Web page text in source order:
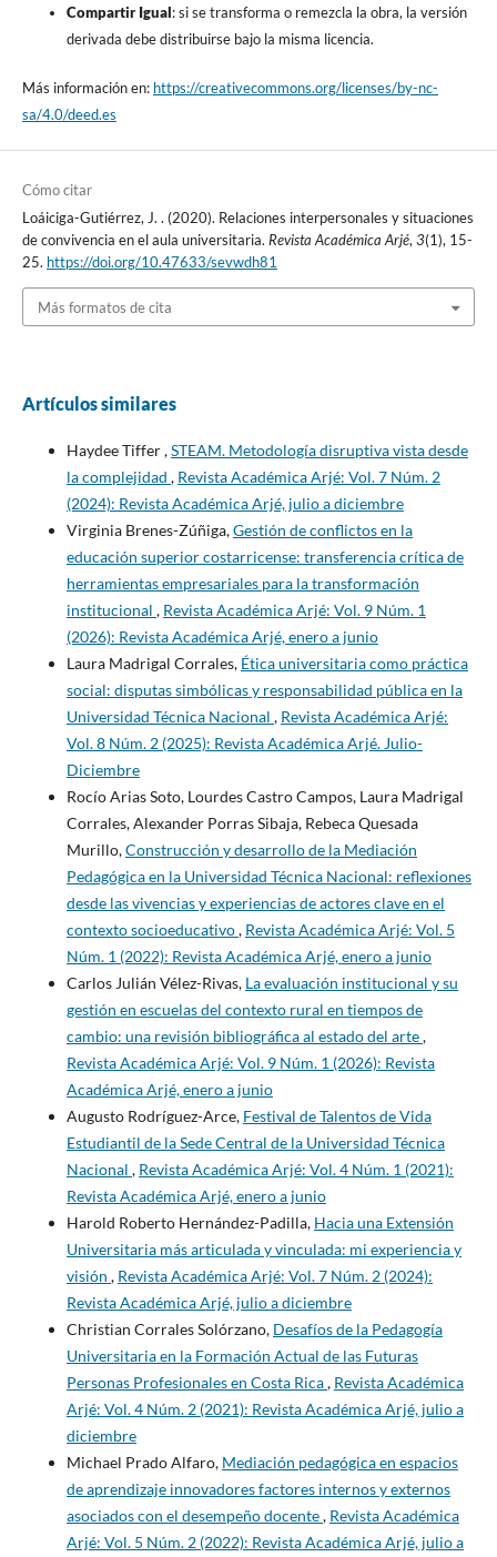
Compartir Igual: si se transforma o remezcla la obra, la versión
derivada debe distribuirse bajo la misma licencia.
Más información en: https://creativecommons.org/licenses/by-nc-
sa/4.0/deed.es
Cómo citar
Loáiciga-Gutiérrez, J. . (2020). Relaciones interpersonales y situaciones
de convivencia en el aula universitaria. Revista Académica Arjé,3(1), 15-
25. https://doi.org/10.47633/sevwdh81
Más formatos de cita
Artículos similares
Haydee Tiffer ,STEAM. Metodología disruptiva vista desde
la complejidad , Revista Académica Arjé: Vol. 7 Núm. 2
(2024): Revista Académica Arjé, julio a diciembre
Virginia Brenes-Zúñiga,Gestión de conflictos en la
educación superior costarricense: transferencia crítica de
herramientas empresariales para la transformación
institucional , Revista Académica Arjé: Vol. 9 Núm. 1
(2026): Revista Académica Arjé, enero a junio
Laura Madrigal Corrales, Ética universitaria como práctica
social: disputas simbólicas y responsabilidad pública en la
Universidad Técnica Nacional , Revista Académica Arjé:
Vol. 8 Núm. 2 (2025): Revista Académica Arjé. Julio-
Diciembre
Rocío Arias Soto, Lourdes Castro Campos, Laura Madrigal
Corrales, Alexander Porras Sibaja, Rebeca Quesada
Murillo,Construcción y desarrollo de la Mediación
Pedagógica en la Universidad Técnica Nacional: reflexiones
desde las vivencias y experiencias de actores clave en el
contexto socioeducativo, Revista Académica Arjé: Vol. 5
Núm. 1 (2022): Revista Académica Arjé, enero a junio
Carlos Julián Vélez-Rivas, La evaluación institucional y su
gestión en escuelas del contexto rural en tiempos de
cambio: una revisión bibliográfica al estado del arte,
Revista Académica Arjé: Vol. 9 Núm. 1 (2026): Revista
Académica Arjé, enero a junio
Augusto Rodríguez-Arce, Festival de Talentos de Vida
Estudiantil de la Sede Central de la Universidad Técnica
Nacional , Revista Académica Arjé: Vol. 4 Núm. 1 (2021):
Revista Académica Arjé, enero a junio
Harold Roberto Hernández-Padilla, Hacia una Extensión
Universitaria más articulada y vinculada: mi experiencia y
visión , Revista Académica Arjé: Vol. 7 Núm. 2 (2024):
Revista Académica Arjé, julio a diciembre
Christian Corrales Solórzano, Desafíos de la Pedagogía
Universitaria en la Formación Actual de las Futuras
Personas Profesionales en Costa Rica, Revista Académica
Arjé: Vol. 4 Núm. 2 (2021): Revista Académica Arjé, julio a
diciembre
Michael Prado Alfaro, Mediación pedagógica en espacios
de aprendizaje innovadores factores internos y externos
asociados con el desempeño docente, Revista Académica
Arjé: Vol. 5 Núm. 2 (2022): Revista Académica Arjé, julio a